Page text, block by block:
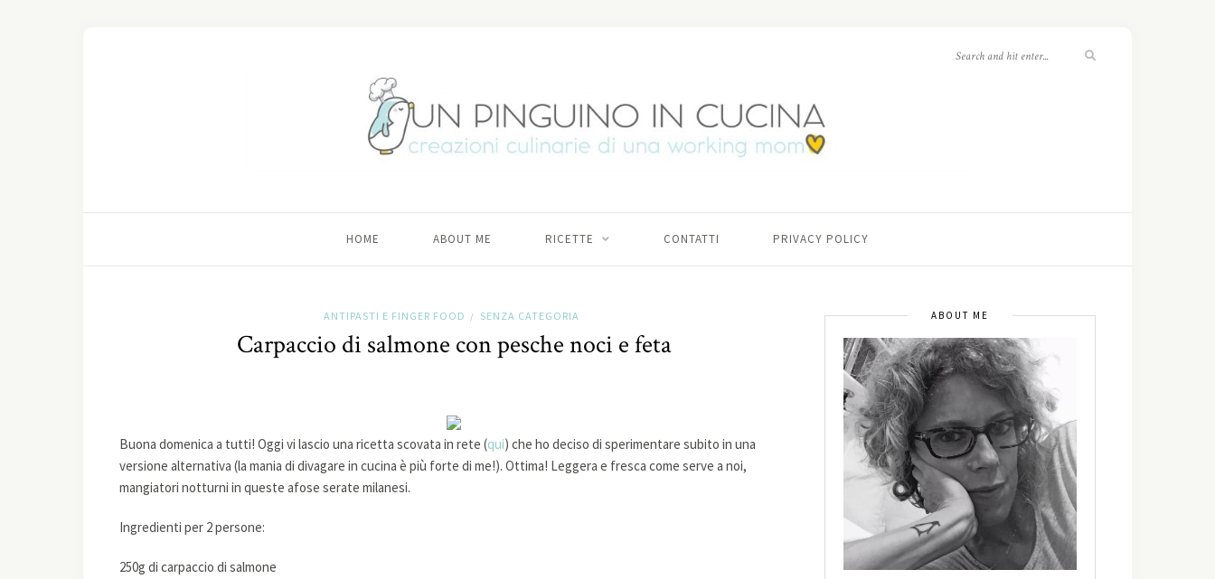
HOME ABOUT ME RICETTE CONTATTI PRIVACY POLICY
ANTIPASTI E FINGER FOOD / SENZA CATEGORIA
Carpaccio di salmone con pesche noci e feta
Buona domenica a tutti! Oggi vi lascio una ricetta scovata in rete (qui) che ho deciso di sperimentare subito in una
versione alternativa (la mania di divagare in cucina è più forte di me!). Ottima! Leggera e fresca come serve a noi,
mangiatori notturni in queste afose serate milanesi.
Ingredienti per 2 persone:
250g di carpaccio di salmone
ABOUT ME